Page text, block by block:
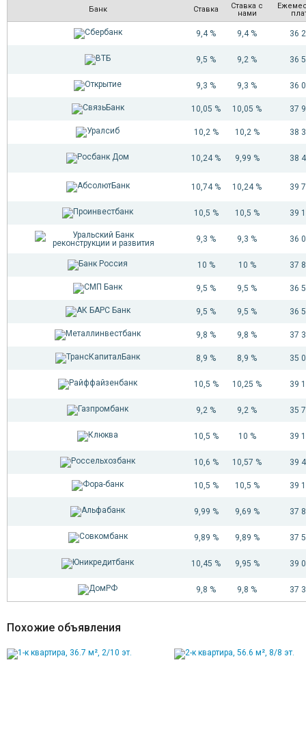
Банк Ставка
Ставка с
нами
9,4 % 9,4 % 36
9,5 % 9,2 % 36
9,3 % 9,3 % 36
10,05 % 10,05 % 37
10,2 % 10,2 % 38
10,24 % 9,99 % 38
10,74 % 10,24 % 39
10,5 % 10,5 % 39
9,3 % 9,3 % 36
10 % 10 % 37
9,5 % 9,5 % 36
9,5 % 9,5 % 36
9,8 % 9,8 % 37
8,9 % 8,9 % 35
10,5 % 10,25 % 39
9,2 % 9,2 % 35
10,5 % 10 % 39
10,6 % 10,57 % 39
10,5 % 10,5 % 39
9,99 % 9,69 % 37
9,89 % 9,89 % 37
10,45 % 9,95 % 39
9,8 % 9,8 % 37
Похожие объявления